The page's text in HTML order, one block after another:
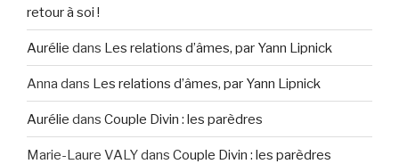
retour à soi !
Aurélie dans Les relations d’âmes, par Yann Lipnick
Anna dans Les relations d’âmes, par Yann Lipnick
Aurélie dans Couple Divin : les parèdres
Marie-Laure VALYdans Couple Divin : les parèdres